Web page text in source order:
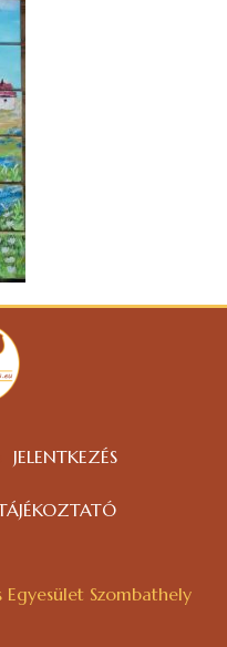
JELENTKEZÉS
Szombathely